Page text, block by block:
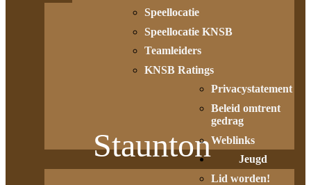
Staunton
Speellocatie
Speellocatie KNSB
Teamleiders
KNSB Ratings
Privacystatement
Beleid omtrent
gedrag
Weblinks
Jeugd
Lid worden!